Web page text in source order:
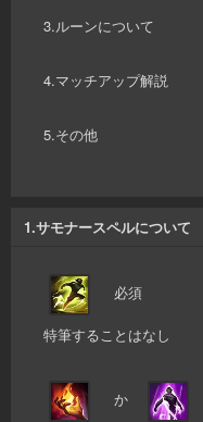
3.ルーンについて
4.マッチアップ解説
5.その他
1.サモナースペルについて
必須
特筆することはなし
か